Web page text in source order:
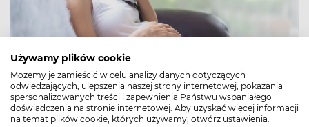
Używamy plików cookie
Możemy je zamieścić w celu analizy danych dotyczących
odwiedzających, ulepszenia naszej strony internetowej, pokazania
spersonalizowanych treści i zapewnienia Państwu wspaniałego
doświadczenia na stronie internetowej. Aby uzyskać więcej informacji
na temat plików cookie, których używamy, otwórz ustawienia.
Alergia może wystąpić u kobiety po raz pierwszy w życiu
w okresie ciąży, a jeśli przyszła mama była już uczulona –